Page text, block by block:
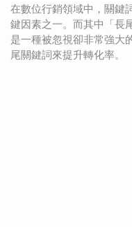
在數位行銷領域中，關鍵
鍵因素之一。而其中「長
是一種被忽視卻非常強大
尾關鍵詞來提升轉化率。